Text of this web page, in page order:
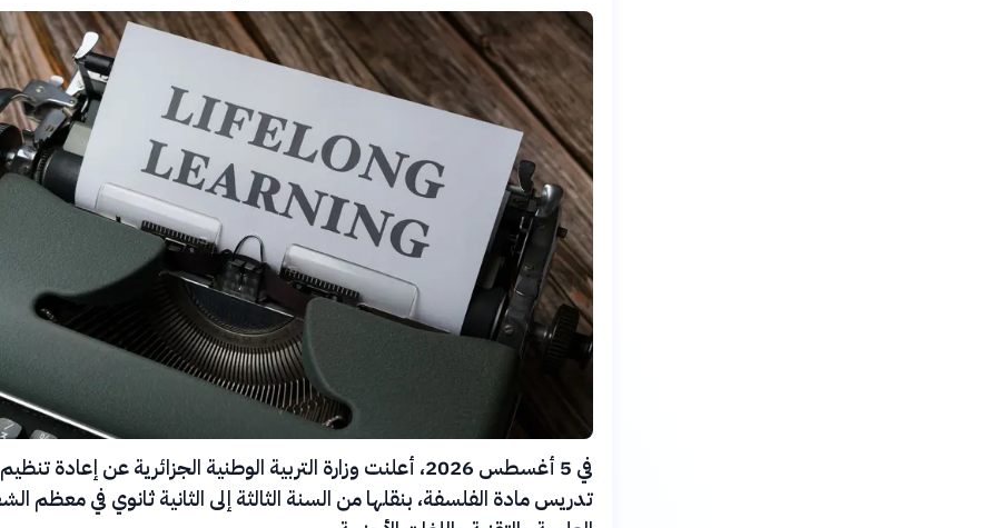
في 5 أغسطس 2026، أعلنت وزارة التربية الوطنية الجزائرية عن إعادة تنظيم
تدريس مادة الفلسفة، بنقلها من السنة الثالثة إلى الثانية ثانوي في معظم